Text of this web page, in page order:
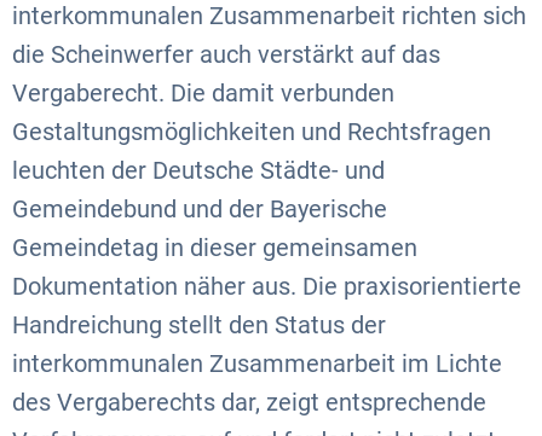
interkommunalen Zusammenarbeit richten sich
die Scheinwerfer auch verstärkt auf das
Vergaberecht. Die damit verbunden
Gestaltungsmöglichkeiten und Rechtsfragen
leuchten der Deutsche Städte- und
Gemeindebund und der Bayerische
Gemeindetag in dieser gemeinsamen
Dokumentation näher aus. Die praxisorientierte
Handreichung stellt den Status der
interkommunalen Zusammenarbeit im Lichte
des Vergaberechts dar, zeigt entsprechende